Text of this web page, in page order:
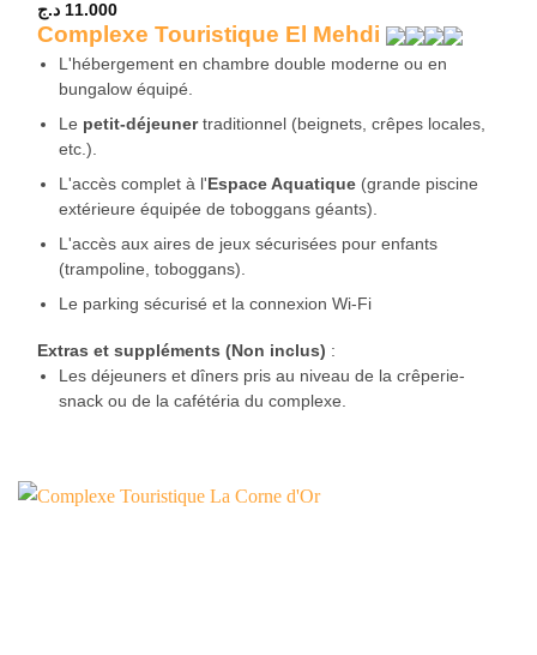
11.000 د.ج
Complexe Touristique El Mehdi
L'hébergement en chambre double moderne ou en
bungalow équipé.
Le petit-déjeunertraditionnel (beignets, crêpes locales,
etc.).
L'accès complet à l' Espace Aquatique(grande piscine
extérieure équipée de toboggans géants).
L'accès aux aires de jeux sécurisées pour enfants
(trampoline, toboggans).
Le parking sécurisé et la connexion Wi-Fi
Extras et suppléments (Non inclus) :
Les déjeuners et dîners pris au niveau de la crêperie-
snack ou de la cafétéria du complexe.